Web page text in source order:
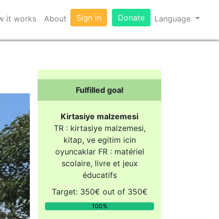
it works About Sign in Donate Language
Fulfilled goal
Kirtasiye malzemesi
TR : kirtasiye malzemesi,
kitap, ve egitim icin
oyuncaklar FR : matériel
scolaire, livre et jeux
éducatifs
Target: 350€ out of 350€
100%